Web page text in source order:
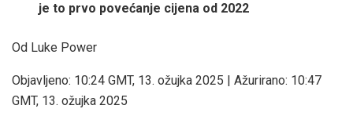
je to prvo povećanje cijena od 2022
Od Luke Power
Objavljeno: 10:24 GMT, 13. ožujka 2025 | Ažurirano: 10:47
GMT, 13. ožujka 2025